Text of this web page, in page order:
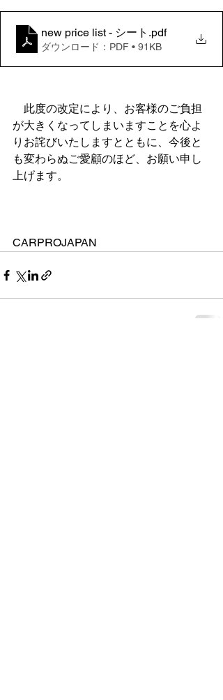
new price list - シート .pdf
ダウンロード：PDF • 91KB
此度の改定により、お客様のご負担
が大きくなってしまいますことを心よ
りお詫びいたしますとともに、今後と
も変わらぬご愛顧のほど、お願い申し
上げます。
CARPROJAPAN